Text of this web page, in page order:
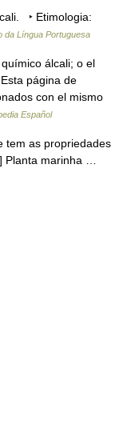
‣ Etimologia:
da Língua Portuguesa
álcali; o el
página de
con el mismo
Español
tem as propriedades
Planta marinha …